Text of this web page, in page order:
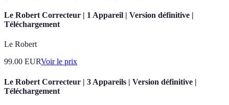
Le Robert Correcteur | 1 Appareil | Version définitive |
Téléchargement
Le Robert
99.00 EURVoir le prix
Le Robert Correcteur | 3 Appareils | Version définitive |
Téléchargement